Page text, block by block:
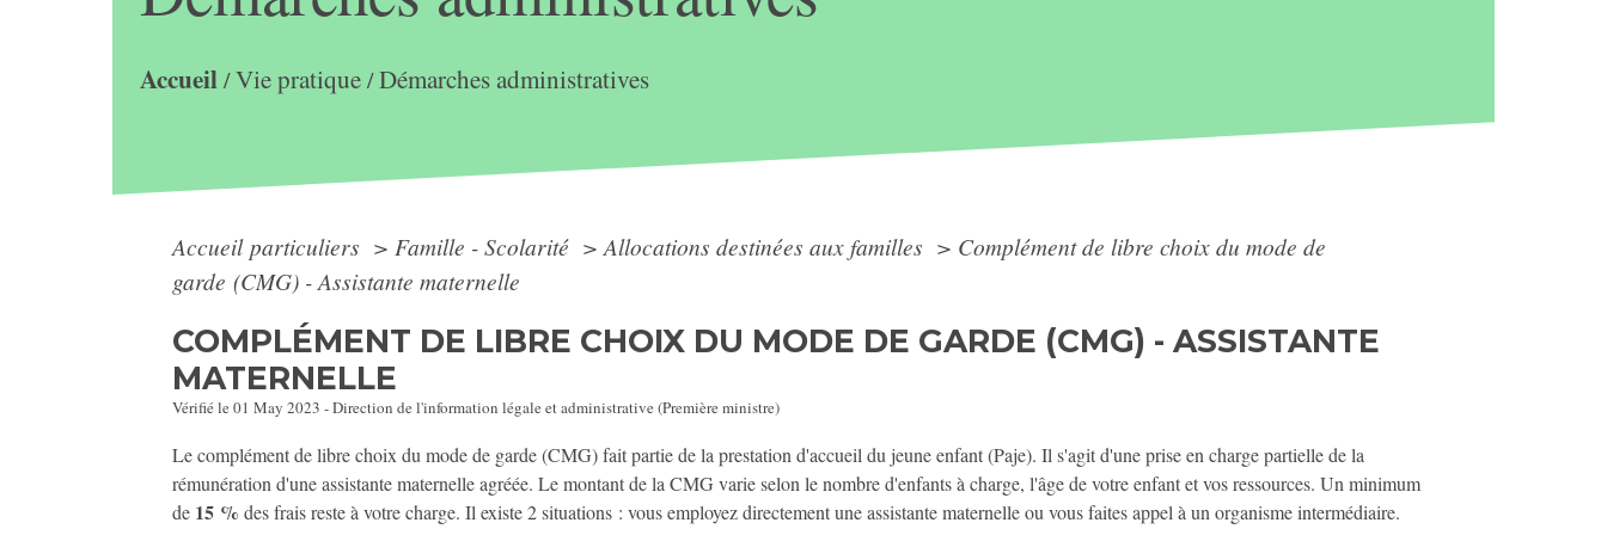
Accueil/Vie pratique/Démarches administratives
Accueil particuliers > Famille - Scolarité > Allocations destinées aux familles > Complément de libre choix du mode de
garde (CMG) - Assistante maternelle
COMPLÉMENT DE LIBRE CHOIX DU MODE DE GARDE (CMG) - ASSISTANTE
MATERNELLE
Vérifié le 01 May 2023 - Direction de l'information légale et administrative (Première ministre)
Le complément de libre choix du mode de garde (CMG) fait partie de la prestation d'accueil du jeune enfant (Paje). Il s'agit d'une prise en charge partielle de la
rémunération d'une assistante maternelle agréée. Le montant de la CMG varie selon le nombre d'enfants à charge, l'âge de votre enfant et vos ressources. Un minimum
de 15 % des frais reste à votre charge. Il existe 2 situations : vous employez directement une assistante maternelle ou vous faites appel à un organisme intermédiaire.